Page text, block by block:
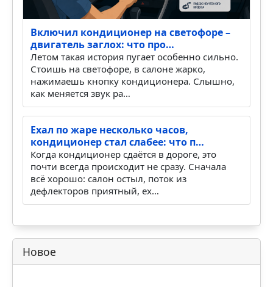
Включил кондиционер на светофоре –
двигатель заглох: что про…
Летом такая история пугает особенно сильно.
Стоишь на светофоре, в салоне жарко,
нажимаешь кнопку кондиционера. Слышно,
как меняется звук ра…
Ехал по жаре несколько часов,
кондиционер стал слабее: что п…